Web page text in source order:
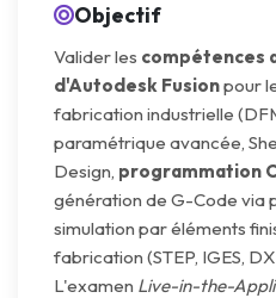
Objectif
Valider les compétences
d'Autodesk Fusionpour
fabrication industrielle
paramétrique avancée,
Design, programmation
génération de G-Code via
simulation par éléments
fabrication (STEP, IGES,
L'examen Live-in-the-